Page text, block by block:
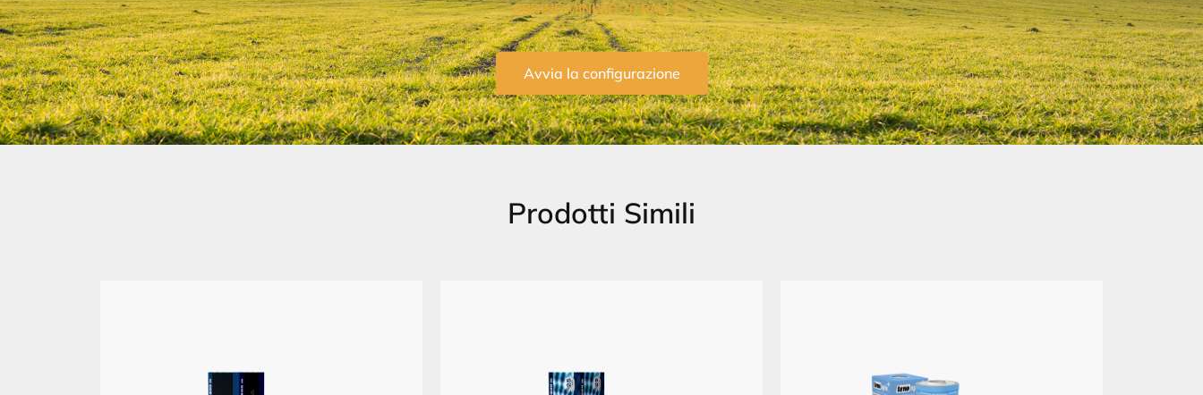
ORDINE MINIMO 20 PALLET
Avvia la configurazione
Prodotti Simili